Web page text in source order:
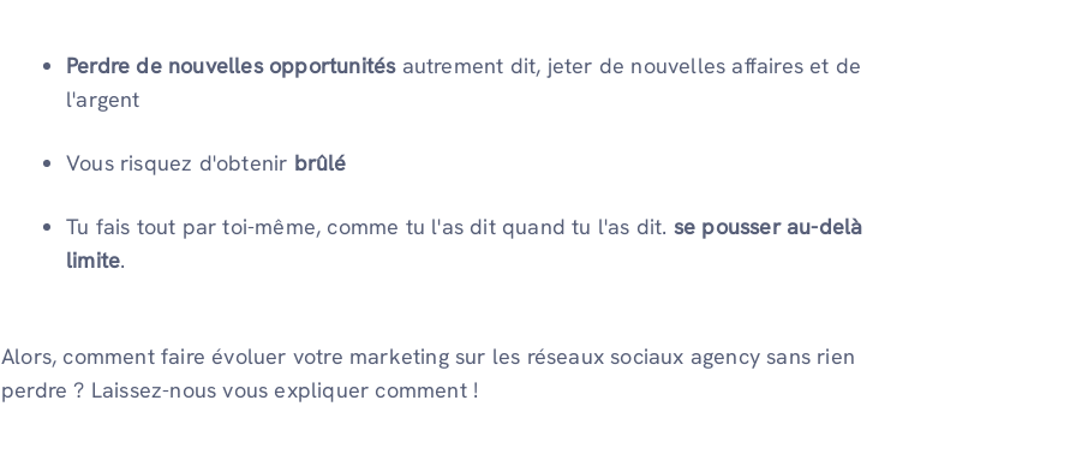
Perdre de nouvelles opportunitésautrement dit, jeter de nouvelles affaires et de
l'argent
Vous risquez d'obtenir brûlé
Tu fais tout par toi-même, comme tu l'as dit quand tu l'as dit. se pousser au-delà
limite.
Alors, comment faire évoluer votre marketing sur les réseaux sociaux agency sans rien
perdre ? Laissez-nous vous expliquer comment !